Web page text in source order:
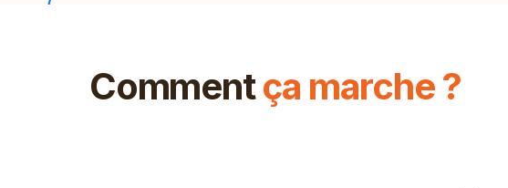
Commentça marche ?